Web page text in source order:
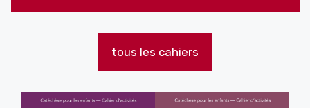
tous les cahiers